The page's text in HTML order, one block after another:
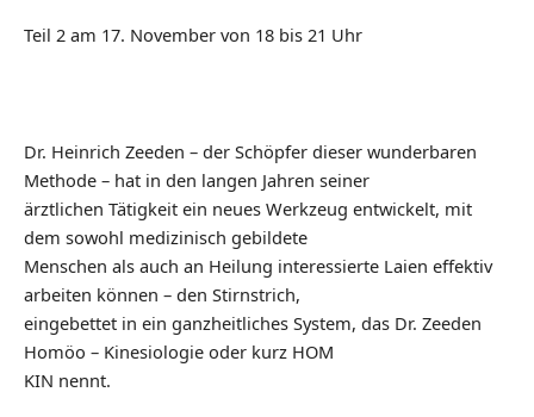
Teil 2 am 17. November von 18 bis 21 Uhr
Dr. Heinrich Zeeden – der Schöpfer dieser wunderbaren
Methode – hat in den langen Jahren seiner
ärztlichen Tätigkeit ein neues Werkzeug entwickelt, mit
dem sowohl medizinisch gebildete
Menschen als auch an Heilung interessierte Laien effektiv
arbeiten können – den Stirnstrich,
eingebettet in ein ganzheitliches System, das Dr. Zeeden
Homöo – Kinesiologie oder kurz HOM
KIN nennt.